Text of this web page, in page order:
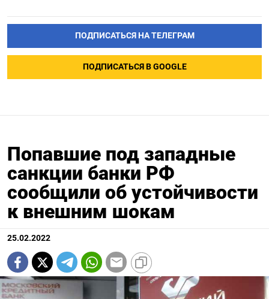
ПОДПИСАТЬСЯ НА ТЕЛЕГРАМ
ПОДПИСАТЬСЯ В GOOGLE
Попавшие под западные
санкции банки РФ
сообщили об устойчивости
к внешним шокам
25.02.2022